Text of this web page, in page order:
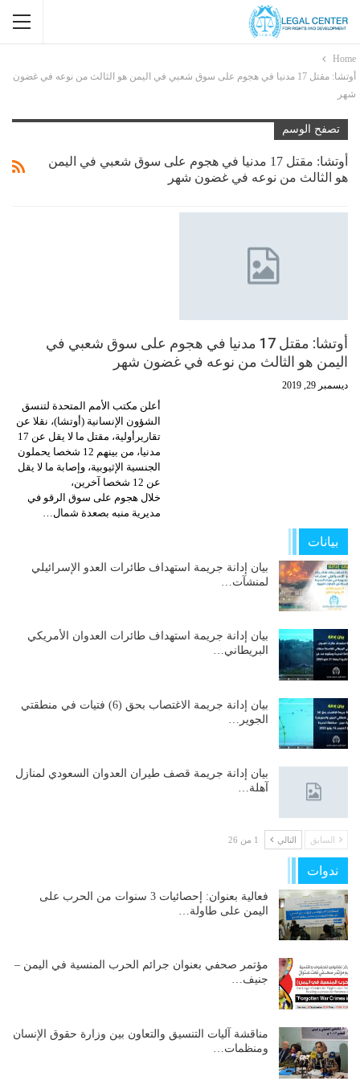
Home
أوتشا: مقتل 17 مدنيا في هجوم على سوق شعبي في اليمن هو الثالث من نوعه في غضون
شهر
تصفح الوسم
أوتشا: مقتل 17 مدنيا في هجوم على سوق شعبي في اليمن
هو الثالث من نوعه في غضون شهر
أوتشا: مقتل 17 مدنيا في هجوم على سوق شعبي في
اليمن هو الثالث من نوعه في غضون شهر
ديسمبر 29, 2019
أعلن مكتب الأمم المتحدة لتنسق
الشؤون الإنسانية (أوتشا)، نقلا عن
تقاريرأولية، مقتل ما لا يقل عن 17
مدنيا، من بينهم 12 شخصا يحملون
الجنسية الإثيوبية، وإصابة ما لا يقل
عن 12 شخصا آخرين،
خلال هجوم على سوق الرقو في
مديرية منبه بصعدة شمال…
بيانات
بيان إدانة جريمة استهداف طائرات العدو الإسرائيلي
لمنشآت…
بيان إدانة جريمة استهداف طائرات العدوان الأمريكي
البريطاني…
بيان إدانة جريمة الاغتصاب بحق (6) فتيات في منطقتي
الجوير…
بيان إدانة جريمة قصف طيران العدوان السعودي لمنازل
آهلة…
السابق التالي 1 من 26
ندوات
فعالية بعنوان: إحصائيات 3 سنوات من الحرب على
اليمن على طاولة…
مؤتمر صحفي بعنوان جرائم الحرب المنسية في اليمن –
جنيف…
مناقشة آليات التنسيق والتعاون بين وزارة حقوق الإنسان
ومنظمات…